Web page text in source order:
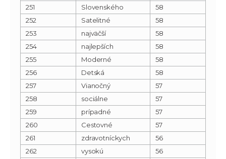
251
Slovenského
58
252
Satelitné
58
253
najväčší
58
254
najlepších
58
255
Moderné
58
256
Detská
58
257
Vianočný
57
258
sociálne
57
259
prípadné
57
260
Cestovné
57
261
zdravotníckych
56
262
vysokú
56